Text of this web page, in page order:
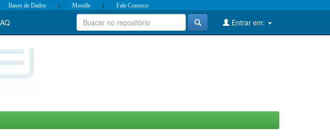
Bases de Dados | Moodle | Fale Conosco
Entrar em: